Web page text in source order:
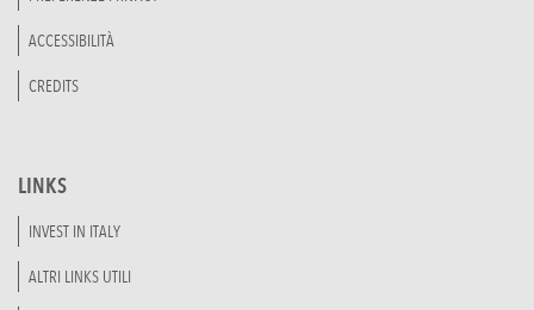
ACCESSIBILITÀ
CREDITS
LINKS
INVEST IN ITALY
ALTRI LINKS UTILI